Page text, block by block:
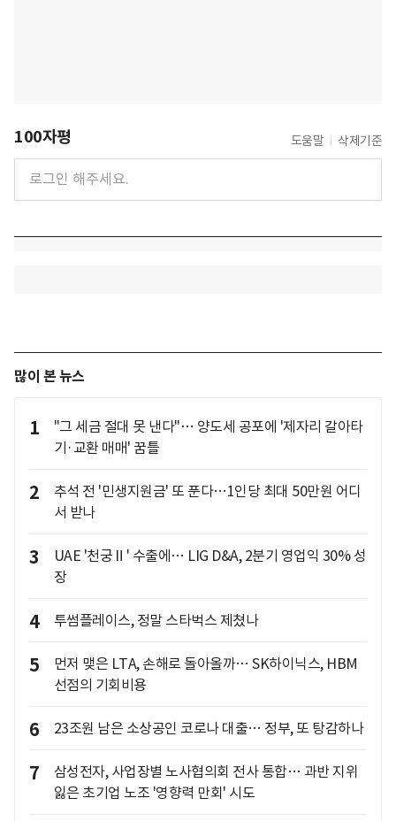
100자평 도움말 삭제기준
많이 본 뉴스
1
"그 세금 절대 못 낸다"… 양도세 공포에 '제자리 갈아타
기·교환 매매' 꿈틀
2
추석 전 '민생지원금' 또 푼다…1인당 최대 50만원 어디
서 받나
3
UAE '천궁Ⅱ' 수출에… LIG D&A, 2분기 영업익 30% 성
장
4 투썸플레이스, 정말 스타벅스 제쳤나
5
먼저 맺은 LTA, 손해로 돌아올까… SK하이닉스, HBM
선점의 기회비용
6 23조원 남은 소상공인 코로나 대출… 정부, 또 탕감하나
7
삼성전자, 사업장별 노사협의회 전사 통합… 과반 지위
잃은 초기업 노조 '영향력 만회' 시도